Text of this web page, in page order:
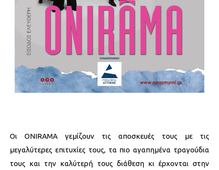
Οι ONIRAMA γεμίζουν τις αποσκευές τους με τις
μεγαλύτερες επιτυχίες τους, τα πιο αγαπημένα τραγούδια
τους και την καλύτερή τους διάθεση κι έρχονται στην